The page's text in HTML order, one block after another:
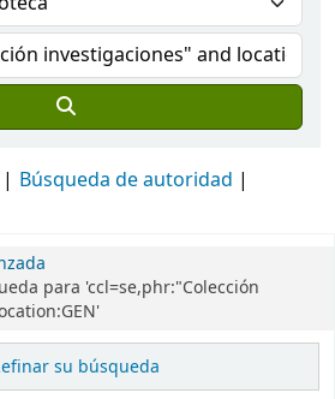
Búsqueda de autoridad
para 'ccl=se,phr:"Colección
su búsqueda